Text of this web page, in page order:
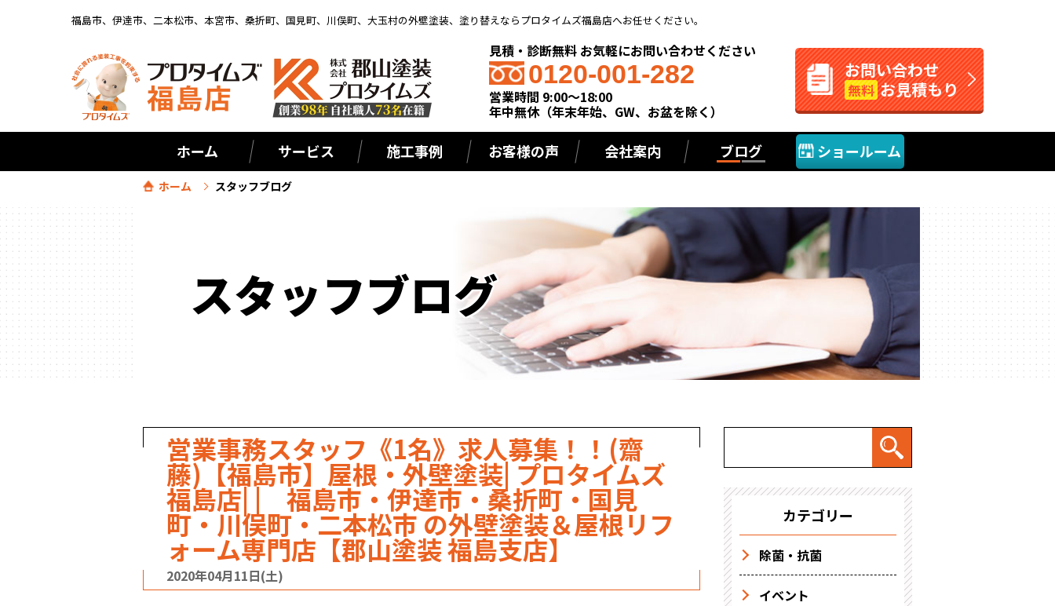
福島市、伊達市、二本松市、本宮市、桑折町、国見町、川俣町、大玉村の外壁塗装、塗り替えならプロタイムズ福島店へお任せください。
見積・診断無料 お気軽にお問い合わせください
0120-001-282
営業時間 9:00～18:00
年中無休（年末年始、GW、お盆を除く）
お問い合わせ
無料 お見積もり
ホーム サービス 施工事例 お客様の声 会社案内 ブログ ショールーム
ホーム スタッフブログ
スタッフブログ
営業事務スタッフ《1名》求人募集！！(齋
藤)【福島市】屋根・外壁塗装| プロタイムズ
福島店| | 福島市・伊達市・桑折町・国見
町・川俣町・二本松市 の外壁塗装＆屋根リフ
ォーム専門店【郡山塗装 福島支店】
2020年04月11日(土)
カテゴリー
除菌・抗菌
イベント